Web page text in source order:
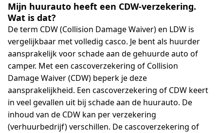
Mijn huurauto heeft een CDW-verzekering.
Wat is dat?
De term CDW (Collision Damage Waiver) en LDW is
vergelijkbaar met volledig casco. Je bent als huurder
aansprakelijk voor schade aan de gehuurde auto of
camper. Met een cascoverzekering of Collision
Damage Waiver (CDW) beperk je deze
aansprakelijkheid. Een cascoverzekering of CDW keert
in veel gevallen uit bij schade aan de huurauto. De
inhoud van de CDW kan per verzekering
(verhuurbedrijf) verschillen. De cascoverzekering of